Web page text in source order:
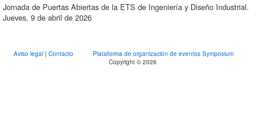
Jornada de Puertas Abiertas de la ETS de Ingeniería y Diseño Industrial.
Jueves, 9 de abril de 2026
Aviso legal | Contacto
Plataforma de organización de eventos Symposium
Copyright © 2026